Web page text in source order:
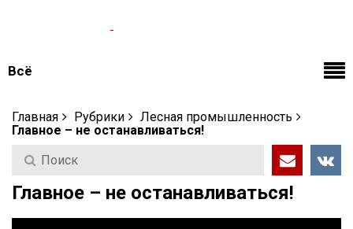
Всё
Главная Рубрики
Лесная промышленность
Главное – не останавливаться!
Главное – не останавливаться!